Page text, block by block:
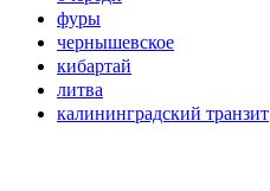
фуры
чернышевское
кибартай
литва
калининградский транзит